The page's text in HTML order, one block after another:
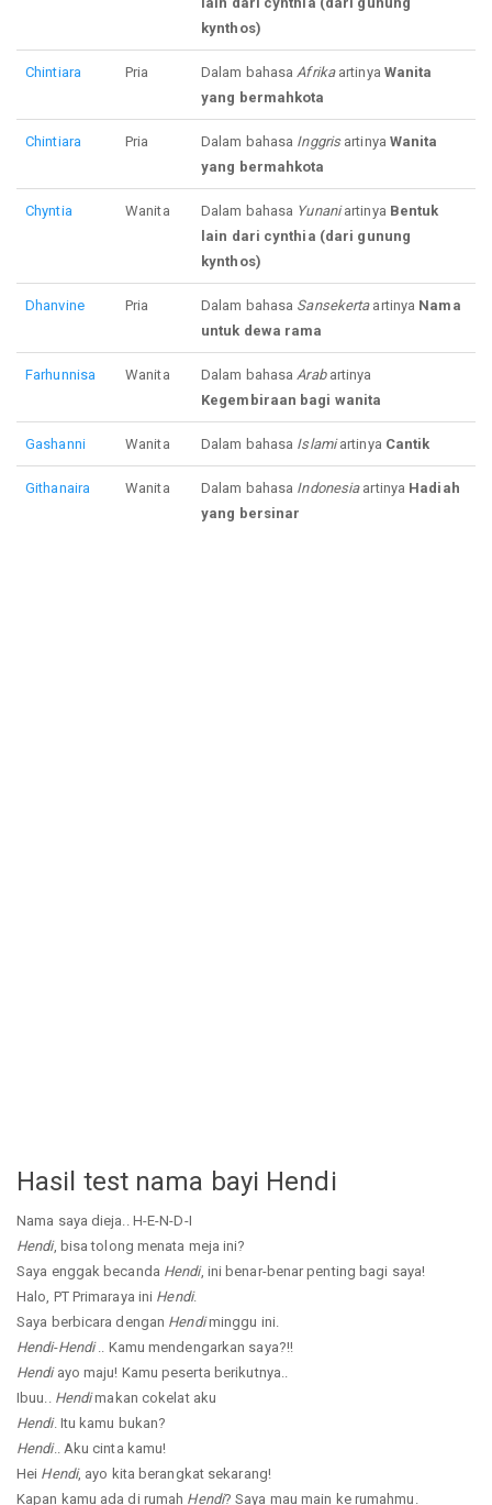
kynthos)
Chintiara Pria Dalam bahasaAfrikaartinya Wanita
yang bermahkota
Chintiara Pria Dalam bahasa Inggrisartinya Wanita
yang bermahkota
Chyntia Wanita Dalam bahasa Yunaniartinya Bentuk
lain dari cynthia (dari gunung
kynthos)
Dhanvine Pria Dalam bahasa Sansekertaartinya Nama
untuk dewa rama
Farhunnisa Wanita Dalam bahasaArabartinya
Kegembiraan bagi wanita
Gashanni Wanita Dalam bahasa Islamiartinya Cantik
Githanaira Wanita Dalam bahasa Indonesiaartinya Hadiah
yang bersinar
Hasil test nama bayi Hendi
Nama saya dieja.. H-E-N-D-I
Hendi, bisa tolong menata meja ini?
Saya enggak becanda Hendi, ini benar-benar penting bagi saya!
Halo, PT Primaraya ini Hendi.
Saya berbicara dengan Hendiminggu ini.
Hendi-Hendi.. Kamu mendengarkan saya?!!
Hendiayo maju! Kamu peserta berikutnya..
Ibuu.. Hendimakan cokelat aku
Hendi. Itu kamu bukan?
Hendi.. Aku cinta kamu!
Hei Hendi, ayo kita berangkat sekarang!
Kapan kamu ada di rumah Hendi? Saya mau main ke rumahmu.